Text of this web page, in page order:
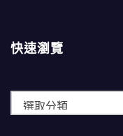
快速瀏覽